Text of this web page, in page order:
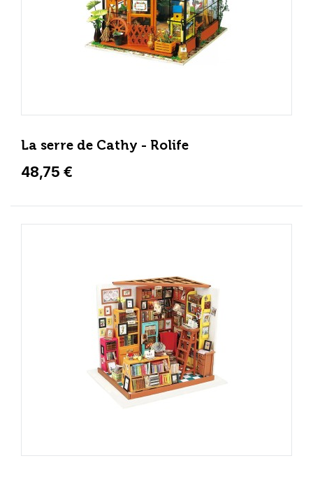
La serre de Cathy - Rolife
48,75 €